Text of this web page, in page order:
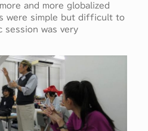
and more globalized
were simple but difficult to
session was very